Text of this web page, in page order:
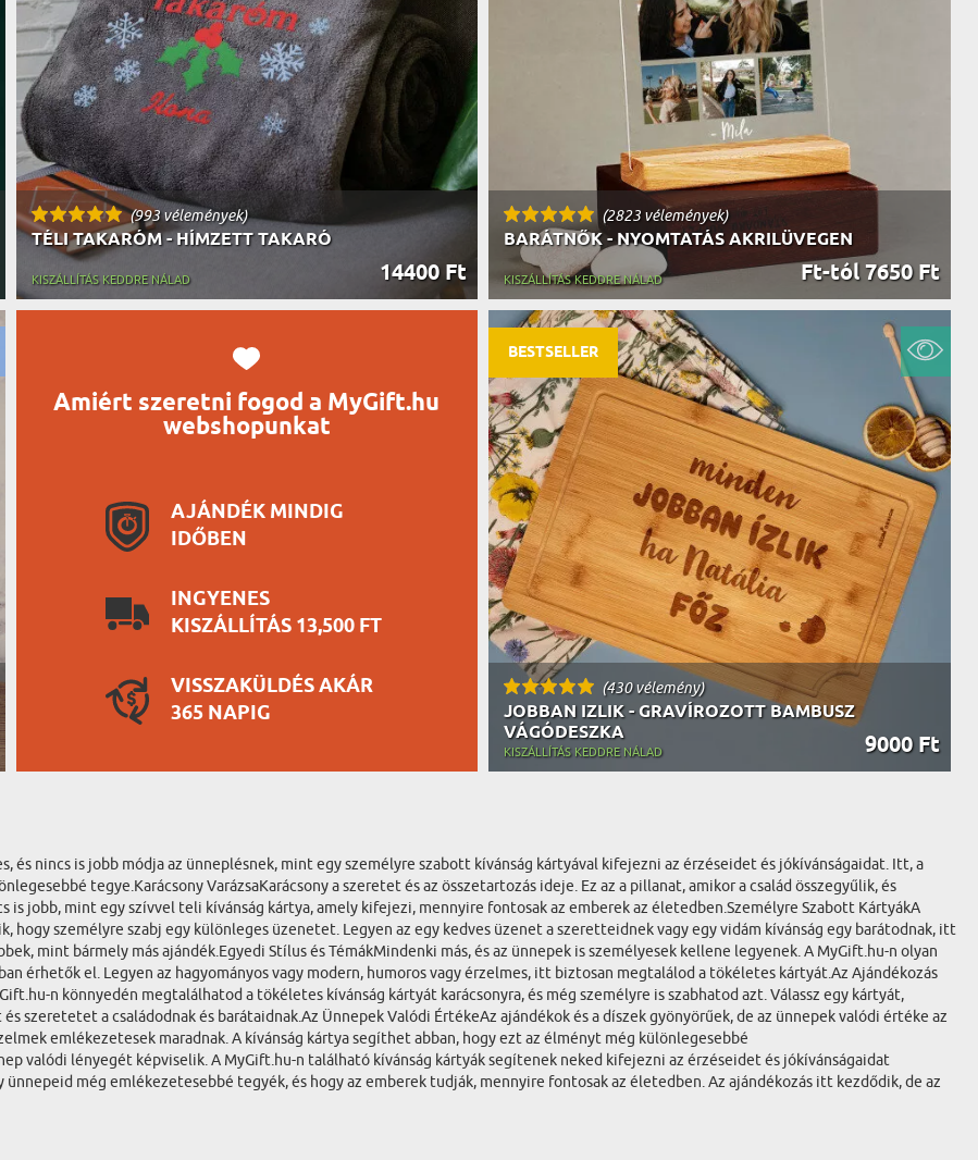
UTAZÓNAK
BICIKLISTÁNAK
IDŐSEBBNEK
FŐNÖKNEK
HORGÁSZNAK
VICCELŐDŐNEK
VONÁSAI
(993 vélemények)
TÉLI TAKARÓM - HÍMZETT TAKARÓ
14400 Ft
KISZÁLLÍTÁS KEDDRE NÁLAD
Amiért szeretni fogod a MyGift.hu
webshopunkat
AJÁNDÉK MINDIG
IDŐBEN
INGYENES
KISZÁLLÍTÁS 13,500 FT
VISSZAKÜLDÉS AKÁR
365 NAPIG
(2823 vélemények)
BARÁTNŐK - NYOMTATÁS AKRILÜVEGEN
Ft-tól 7650 Ft
KISZÁLLÍTÁS KEDDRE NÁLAD
(430 vélemény)
JOBBAN IZLIK - GRAVÍROZOTT BAMBUSZ
VÁGÓDESZKA
9000 Ft
KISZÁLLÍTÁS KEDDRE NÁLAD
BESTSELLER
és nincs is jobb módja az ünneplésnek, mint egy személyre szabott kívánság kártyával kifejezni az érzéseidet és jókívánságaidat. Itt, a
tegye.Karácsony VarázsaKarácsony a szeretet és az összetartozás ideje. Ez az a pillanat, amikor a család összegyűlik, és
is jobb, mint egy szívvel teli kívánság kártya, amely kifejezi, mennyire fontosak az emberek az életedben.Személyre Szabott KártyákA
hogy személyre szabj egy különleges üzenetet. Legyen az egy kedves üzenet a szeretteidnek vagy egy vidám kívánság egy barátodnak, itt
mint bármely más ajándék.Egyedi Stílus és TémákMindenki más, és az ünnepek is személyesek kellene legyenek. A MyGift.hu-n olyan
érhetők el. Legyen az hagyományos vagy modern, humoros vagy érzelmes, itt biztosan megtalálod a tökéletes kártyát.Az Ajándékozás
n könnyedén megtalálhatod a tökéletes kívánság kártyát karácsonyra, és még személyre is szabhatod azt. Válassz egy kártyát,
szeretetet a családodnak és barátaidnak.Az Ünnepek Valódi ÉrtékeAz ajándékok és a díszek gyönyörűek, de az ünnepek valódi értéke az
emlékezetesek maradnak. A kívánság kártya segíthet abban, hogy ezt az élményt még különlegesebbé
valódi lényegét képviselik. A MyGift.hu-n található kívánság kártyák segítenek neked kifejezni az érzéseidet és jókívánságaidat
még emlékezetesebbé tegyék, és hogy az emberek tudják, mennyire fontosak az életedben. Az ajándékozás itt kezdődik, de az